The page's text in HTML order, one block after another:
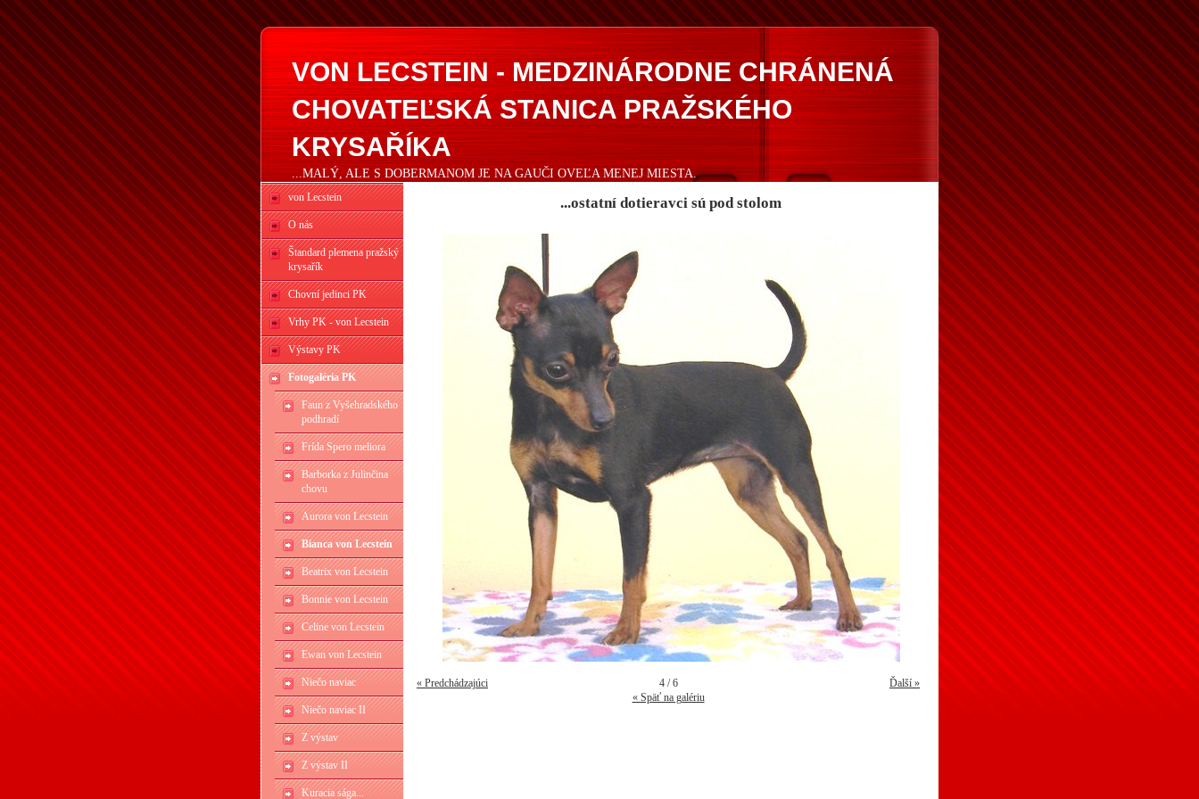
VON LECSTEIN - MEDZINÁRODNE CHRÁNENÁ
CHOVATEĽSKÁ STANICA PRAŽSKÉHO
KRYSAŘÍKA
...MALÝ, ALE S DOBERMANOM JE NA GAUČI OVEĽA MENEJ MIESTA.
von Lecstein
O nás
Štandard plemena pražský
krysařík
Chovní jedinci PK
Vrhy PK - von Lecstein
Výstavy PK
Fotogaléria PK
Faun z Vyšehradského
podhradí
Frída Spero meliora
Barborka z Julinčina
chovu
Aurora von Lecstein
Bianca von Lecstein
Beatrix von Lecstein
Bonnie von Lecstein
Celine von Lecstein
Ewan von Lecstein
Niečo naviac
Niečo naviac II
Z výstav
Z výstav II
Kuracia sága...
...ostatní dotieravci sú pod stolom
« Predchádzajúci 4 / 6
Ďalší »
« Späť na galériu